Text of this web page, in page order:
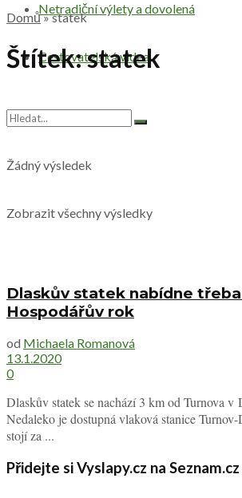
Netradiční výlety a dovolená
Cestovatelská videa
Žádný výsledek
Zobrazit všechny výsledky
Domů»statek
Štítek:statek
Dlaskův statek nabídne
Hospodářův rok
od Michaela Romanová
13.1.2020
0
Dlaskův statek se nachází 3 km od Turnova v
Nedaleko je dostupná vlaková stanice
stojí za ...
Přidejte si Vyslapy.cz na Seznam.cz